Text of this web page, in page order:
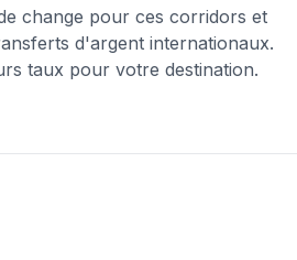
change pour ces corridors et
d'argent internationaux.
taux pour votre destination.